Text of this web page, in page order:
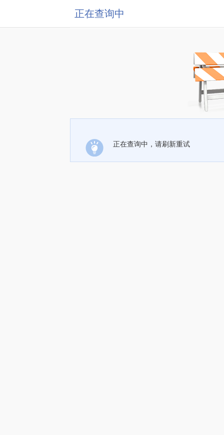
正在查询中
正在查询中，请刷新重试